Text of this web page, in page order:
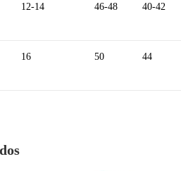
12-14 46-48 40-42
16 50 44